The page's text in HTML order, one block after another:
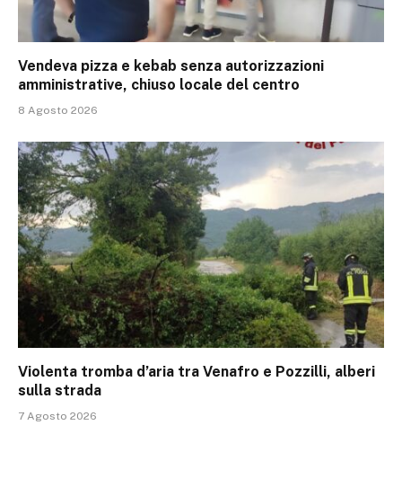
Vendeva pizza e kebab senza autorizzazioni
amministrative, chiuso locale del centro
8 Agosto 2026
Violenta tromba d’aria tra Venafro e Pozzilli, alberi
sulla strada
7 Agosto 2026